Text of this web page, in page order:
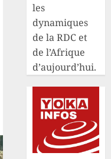
les
dynamiques
de la RDC et
de l’Afrique
d’aujourd’hui.